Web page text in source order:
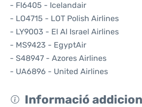
- FI6405 - Icelandair
- LO4715 - LOT Polish Airlines
- LY9003 - El Al Israel Airlines
- MS9423 - EgyptAir
- S48947 - Azores Airlines
- UA6896 - United Airlines
Informació